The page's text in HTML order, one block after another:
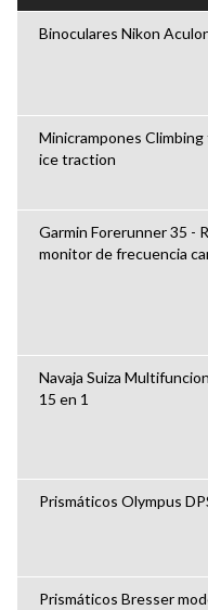
Binoculares Nikon
Minicrampones
ice traction
Garmin Forerunner 35 -
monitor de frecuencia
Navaja Suiza
15 en 1
Prismáticos Olympus
Prismáticos Bresser